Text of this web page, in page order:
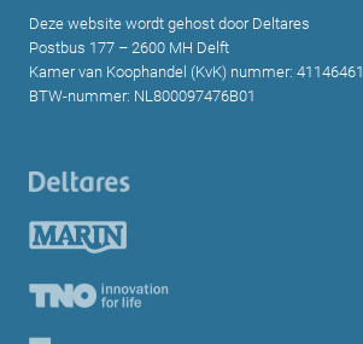
Deze website wordt gehost door Deltares
Postbus 177 – 2600 MH Delft
Kamer van Koophandel (KvK) nummer: 41146461
BTW-nummer: NL800097476B01